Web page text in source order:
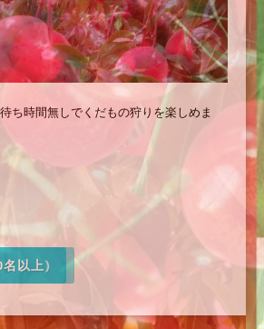
ち時間無しでくだもの狩りを楽しめま
名以上)